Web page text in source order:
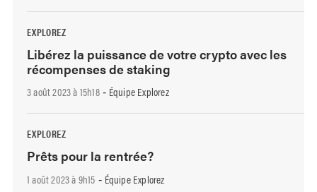
EXPLOREZ
Libérez la puissance de votre crypto avec les
récompenses de staking
3 août 2023 à 15h18- Équipe Explorez
EXPLOREZ
Prêts pour la rentrée?
1 août 2023 à 9h15 - Équipe Explorez